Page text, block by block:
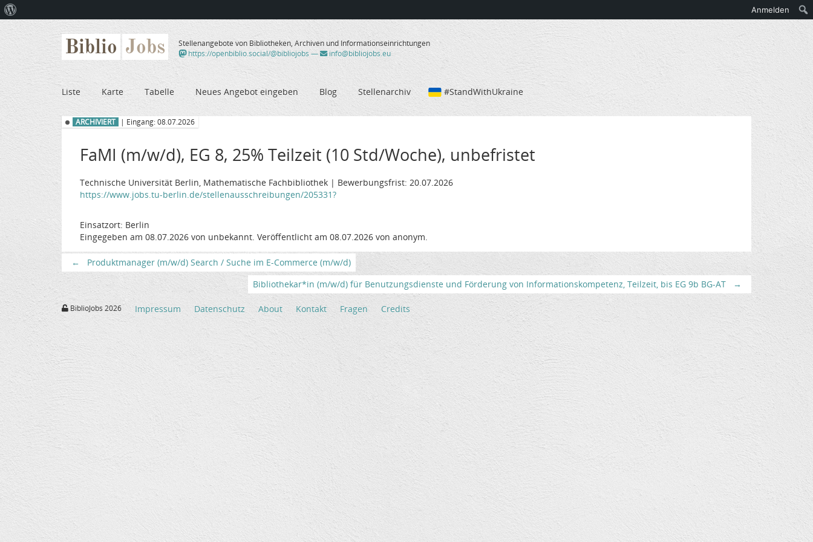
Biblio Jobs
Stellenangebote von Bibliotheken, Archiven und Informationseinrichtungen
https://openbiblio.social/@bibliojobs — info@bibliojobs.eu
Liste Karte Tabelle Neues Angebot eingeben Blog Stellenarchiv #StandWithUkraine
ARCHIVIERT | Eingang: 08.07.2026
FaMI (m/w/d), EG 8, 25% Teilzeit (10 Std/Woche), unbefristet
Technische Universität Berlin, Mathematische Fachbibliothek | Bewerbungsfrist: 20.07.2026
https://www.jobs.tu-berlin.de/stellenausschreibungen/205331?
Einsatzort: Berlin
Eingegeben am 08.07.2026 von unbekannt. Veröffentlicht am 08.07.2026 von anonym.
←
Produktmanager (m/w/d) Search / Suche im E-Commerce (m/w/d)
Bibliothekar*in (m/w/d) für Benutzungsdienste und Förderung von Informationskompetenz, Teilzeit, bis EG 9b BG-AT
→
BiblioJobs 2026 Impressum Datenschutz About Kontakt Fragen Credits
WordPress
Anmelden